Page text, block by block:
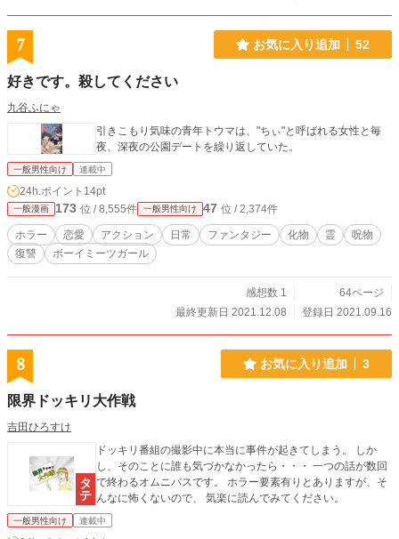
7 お気に入り追加 52
好きです。殺してください
九谷ふにゃ
引きこもり気味の青年トウマは、"ちぃ"と呼ばれる女性と毎
夜、深夜の公園デートを繰り返していた。
一般男性向け 連載中
24h.ポイント 14pt
一般漫画 173 位 / 8,555件 一般男性向け 47 位 / 2,374件
ホラー 恋愛 アクション 日常 ファンタジー 化物 霊
呪物
復讐
ボーイミーツガール
感想数 1
64ページ
最終更新日 2021.12.08
登録日 2021.09.16
8 お気に入り追加 3
限界ドッキリ大作戦
吉田ひろすけ
ドッキリ番組の撮影中に本当に事件が起きてしまう。 しか
し、そのことに誰も気づかなかったら・・・ 一つの話が数回
で終わるオムニバスです。 ホラー要素有りとありますが、そ
んなに怖くないので、 気楽に読んでみてください。
一般男性向け 連載中